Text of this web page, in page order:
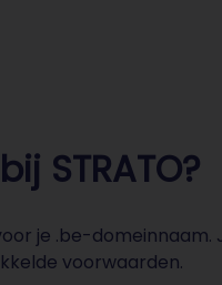
STRATO?
je .be-
voorwaarden.